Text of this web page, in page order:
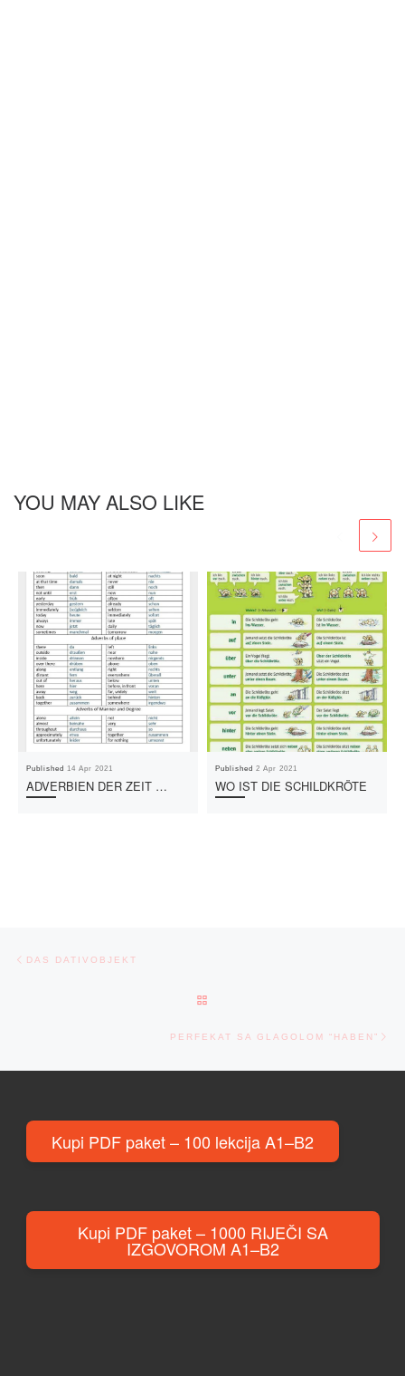
YOU MAY ALSO LIKE
Published 14 Apr 2021
ADVERBIEN DER ZEIT …
Published2 Apr 2021
WO IST DIE SCHILDKRÖTE
Post navigation
DAS DATIVOBJEKT
PERFEKAT SA GLAGOLOM “HABEN”
Kupi PDF paket – 100 lekcija A1–B2
Kupi PDF paket – 1000 RIJEČI SA
IZGOVOROM A1–B2